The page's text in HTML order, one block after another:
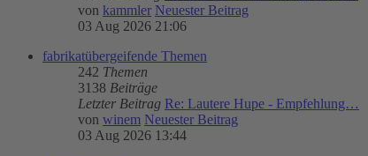
von kammler Neuester Beitrag
03 Aug 2026 21:06
fabrikatübergeifende Themen
242 Themen
3138 Beiträge
Letzter Beitrag Re: Lautere Hupe - Empfehlung…
von winem Neuester Beitrag
03 Aug 2026 13:44